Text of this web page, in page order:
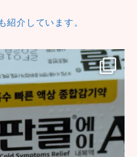
介しています。